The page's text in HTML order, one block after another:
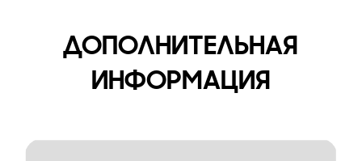
ДОПОЛНИТЕЛЬНАЯ
ИНФОРМАЦИЯ